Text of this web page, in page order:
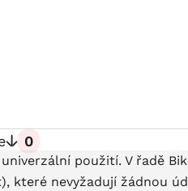
0
použití. V řadě
které nevyžadují žádnou